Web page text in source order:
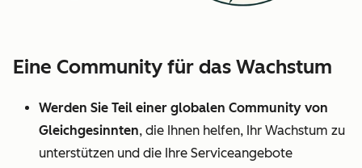
Eine Community für das Wachstum
Werden Sie Teil einer globalen Community von
Gleichgesinnten, die Ihnen helfen, Ihr Wachstum zu
unterstützen und die Ihre Serviceangebote